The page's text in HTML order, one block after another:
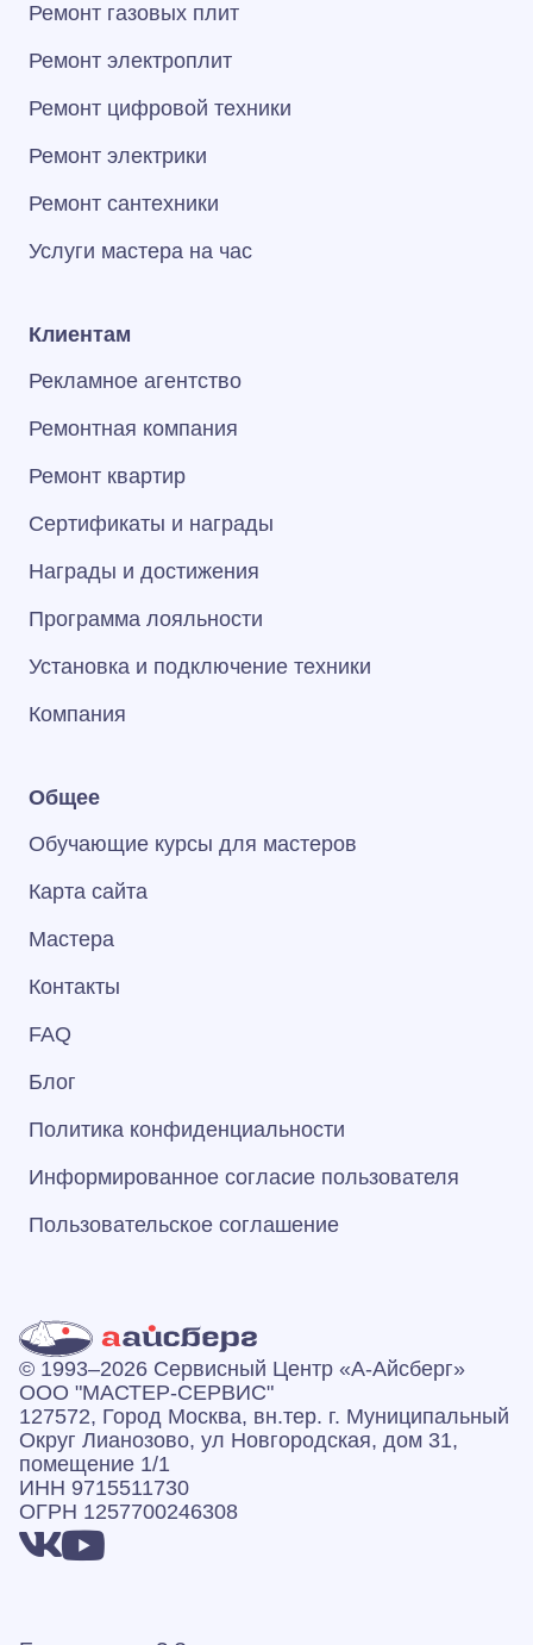
Ремонт газовых плит
Ремонт электроплит
Ремонт цифровой техники
Ремонт электрики
Ремонт сантехники
Услуги мастера на час
Клиентам
Рекламное агентство
Ремонтная компания
Ремонт квартир
Сертификаты и награды
Награды и достижения
Программа лояльности
Установка и подключение техники
Компания
Общее
Обучающие курсы для мастеров
Карта сайта
Мастера
Контакты
FAQ
Блог
Политика конфиденциальности
Информированное согласие пользователя
Пользовательское соглашение
© 1993–2026 Сервисный Центр «А‑Айсберг»
ООО "МАСТЕР-СЕРВИС"
127572, Город Москва, вн.тер. г. Муниципальный
Округ Лианозово, ул Новгородская, дом 31,
помещение 1/1
ИНН 9715511730
ОГРН 1257700246308